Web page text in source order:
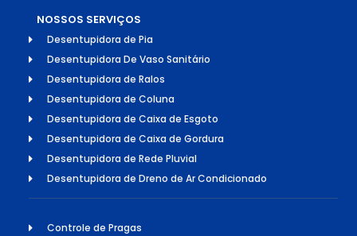
NOSSOS SERVIÇOS
Desentupidora de Pia
Desentupidora De Vaso Sanitário
Desentupidora de Ralos
Desentupidora de Coluna
Desentupidora de Caixa de Esgoto
Desentupidora de Caixa de Gordura
Desentupidora de Rede Pluvial
Desentupidora de Dreno de Ar Condicionado
Controle de Pragas